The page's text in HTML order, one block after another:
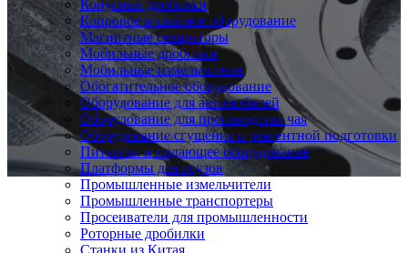
Конусные дробилки
Копровое и свайное оборудование
Магнитные сепараторы
Мобильные дробилки
Мобильные измельчители
Обогатительное оборудование
Оборудование для автомобилей
Оборудование для производства чая
Оборудование сгущения и реагентной подготовки
Питатели и подающее оборудование
Платформы для грузов
Промышленные измельчители
Промышленные транспортеры
Просеиватели для промышленности
Роторные дробилки
Станки из Китая